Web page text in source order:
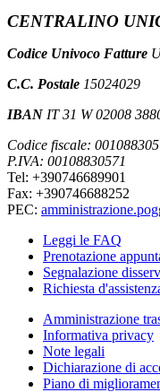
CENTRALINO
Codice Univoco Fatture
C.C. Postale 15024029
IBAN IT 31 W 02008
Codice fiscale:
P.IVA: 00108830571
Tel: +390746689901
Fax: +390746688252
PEC:
Leggi le FAQ
Prenotazione
Segnalazione
Richiesta
Amministrazione
Informativa privacy
Note legali
Dichiarazione di
Piano di